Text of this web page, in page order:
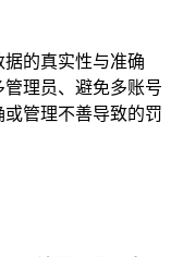
的真实性与准确
理员、避免多账号
管理不善导致的罚